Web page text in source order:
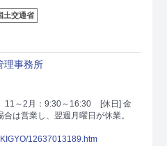
土交通省
理事務所
11～2月：9:30～16:30
[休日] 金
は営業し、翌週月曜日が休業。
12637013189.htm